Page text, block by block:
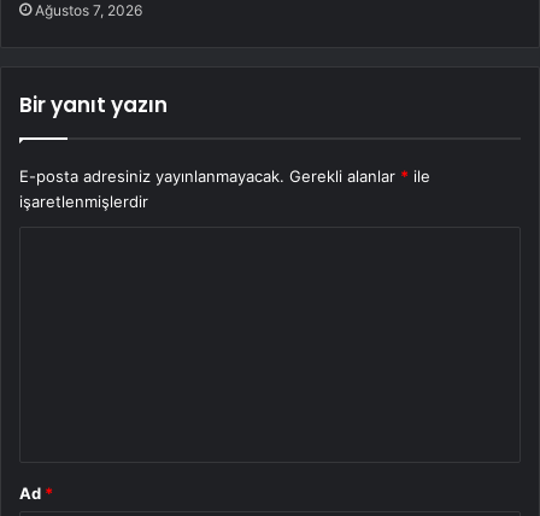
Ağustos 7, 2026
Bir yanıt yazın
E-posta adresiniz yayınlanmayacak. Gerekli alanlar * ile
işaretlenmişlerdir
Ad *